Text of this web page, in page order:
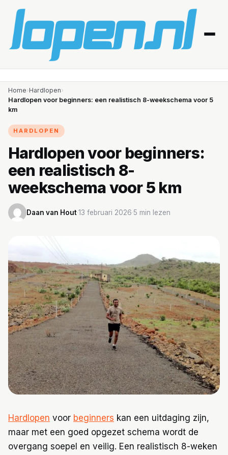
Home
Afvallen
Blessures
Gezondheid
Producten
Routes
Voeding
Home›Hardlopen›
Hardlopen voor beginners: een realistisch 8-weekschema voor 5
km
HARDLOPEN
Hardlopen voor beginners:
een realistisch 8-
weekschema voor 5 km
Daan van Hout·13 februari 2026·5 min lezen
Hardlopen voor beginners kan een uitdaging zijn,
maar met een goed opgezet schema wordt de
overgang soepel en veilig. Een realistisch 8-weken